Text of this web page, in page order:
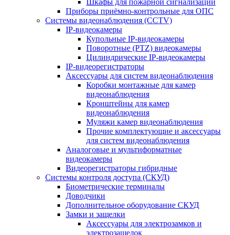
Шкафы для пожарной сигнализации
Приборы приёмно-контрольные для ОПС
Системы видеонаблюдения (CCTV)
IP-видеокамеры
Купольные IP-видеокамеры
Поворотные (PTZ) видеокамеры
Цилиндрические IP-видеокамеры
IP-видеорегистраторы
Аксессуары для систем видеонаблюдения
Коробки монтажные для камер
видеонаблюдения
Кронштейны для камер
видеонаблюдения
Муляжи камер видеонаблюдения
Прочие комплектующие и аксессуары
для систем видеонаблюдения
Аналоговые и мультиформатные
видеокамеры
Видеорегистраторы гибридные
Системы контроля доступа (СКУД)
Биометрические терминалы
Доводчики
Дополнительное оборудование СКУД
Замки и защелки
Аксессуары для электрозамков и
электрозащелок